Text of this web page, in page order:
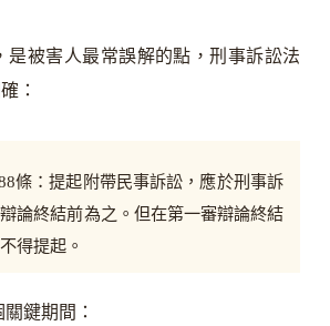
是被害人最常誤解的點，刑事訴訟法
：
條：提起附帶民事訴訟，應於刑事訴
論終結前為之。但在第一審辯論終結
得提起。
鍵期間：